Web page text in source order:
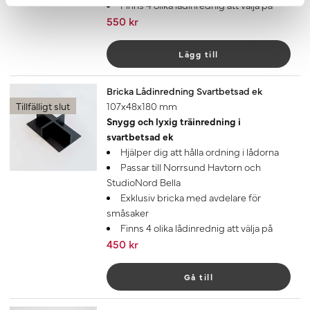
Finns 4 olika lådinrednig att välja på
550 kr
Lägg till
Tillfälligt slut
Bricka Lådinredning Svartbetsad ek
107x48x180 mm
Snygg och lyxig träinredning i
svartbetsad ek
Hjälper dig att hålla ordning i lådorna
Passar till Norrsund Havtorn och
StudioNord Bella
Exklusiv bricka med avdelare för
småsaker
Finns 4 olika lådinrednig att välja på
450 kr
Gå till